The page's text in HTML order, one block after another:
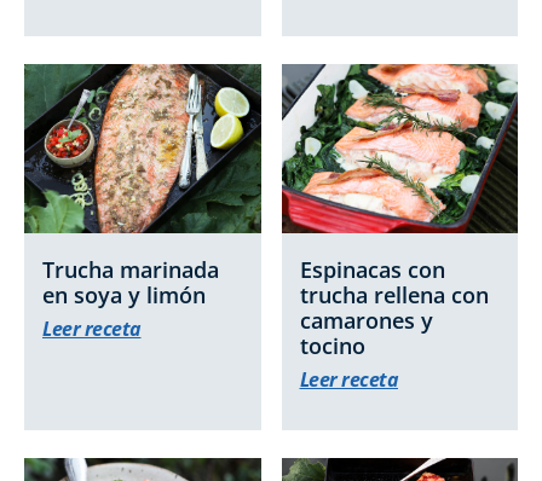
Trucha marinada
en soya y limón
Leer receta
Espinacas con
trucha rellena con
camarones y
tocino
Leer receta